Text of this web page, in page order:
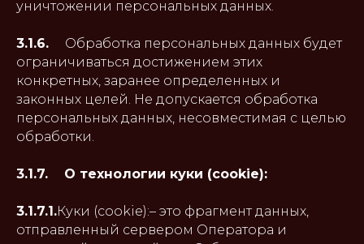
уничтожении персональных данных.
3.1.6. Обработка персональных данных будет
ограничиваться достижением этих
конкретных, заранее определенных и
законных целей. Не допускается обработка
персональных данных, несовместимая с целью
обработки.
3.1.7. О технологии куки (cookie):
3.1.7.1.Куки (cookie):– это фрагмент данных,
отправленный сервером Оператора и